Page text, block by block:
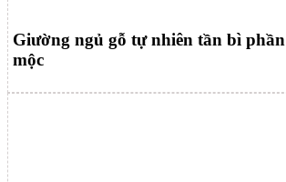
Giường ngủ gỗ tự nhiên tần bì phần
mộc